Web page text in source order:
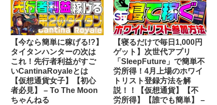
【今なら簡単に稼げる!?】
タイタンハンターの次は
これ！先行者利益がすご
いCantinaRoyaleとは
【仮想通貨女子】【初心
者必見】 – To The Moon
ちゃんねる
【寝るだけで毎日1,000円
ゲット】次世代アプリ
「SleepFuture」で簡単不
労所得！4月上場のホワイ
トリスト登録方法を解
説！！【仮想通貨】【不
労所得】【誰でも簡単】 –